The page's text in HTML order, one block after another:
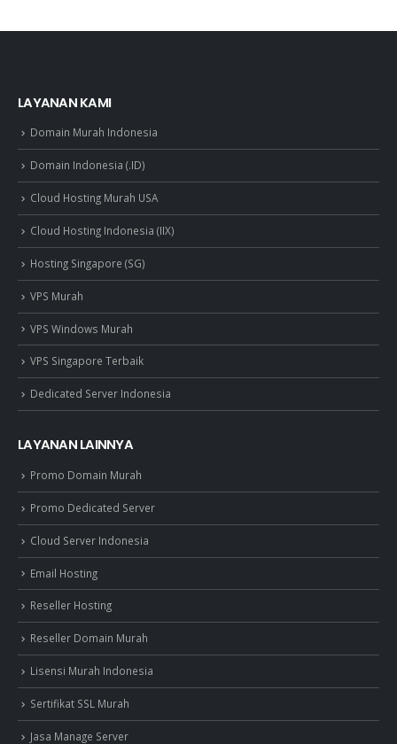
LAYANAN KAMI
Domain Murah Indonesia
Domain Indonesia (.ID)
Cloud Hosting Murah USA
Cloud Hosting Indonesia (IIX)
Hosting Singapore (SG)
VPS Murah
VPS Windows Murah
VPS Singapore Terbaik
Dedicated Server Indonesia
LAYANAN LAINNYA
Promo Domain Murah
Promo Dedicated Server
Cloud Server Indonesia
Email Hosting
Reseller Hosting
Reseller Domain Murah
Lisensi Murah Indonesia
Sertifikat SSL Murah
Jasa Manage Server